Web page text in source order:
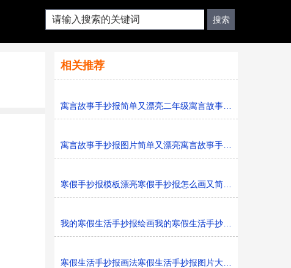
相关推荐
寓言故事手抄报简单又漂亮二年级寓言故事手抄报图片模板
寓言故事手抄报图片简单又漂亮寓言故事手抄报模板打印版
寒假手抄报模板漂亮寒假手抄报怎么画又简单又好看
我的寒假生活手抄报绘画我的寒假生活手抄报简单又好看黑
寒假生活手抄报画法寒假生活手抄报图片大全黑白线稿